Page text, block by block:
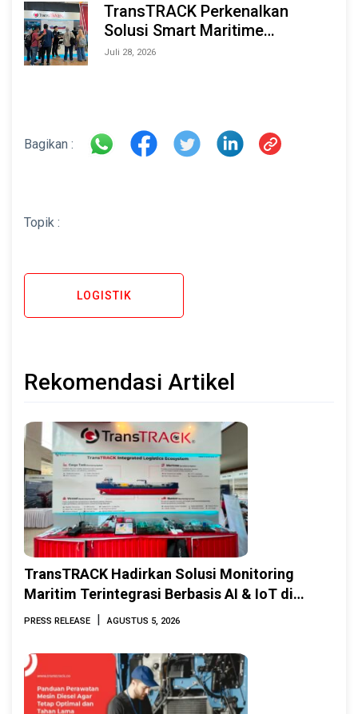
TransTRACK Perkenalkan
Solusi Smart Maritime
Monitoring Berbasis AI dan IoT
Juli 28, 2026
Bagikan :
Topik :
LOGISTIK
Rekomendasi Artikel
TransTRACK Hadirkan Solusi Monitoring
Maritim Terintegrasi Berbasis AI & IoT di
Indonesia Marine & Offshore Expo (IMOX)
PRESS RELEASE | AGUSTUS 5, 2026